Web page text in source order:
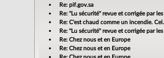
Re: pif.gov.sa
Re: "Lu sécurité" revue et corrigée par les banques
Re: C'est chaud comme un incendie. Cela m'enrage!
Re: "Lu sécurité" revue et corrigée par les banques
Re: Chez nous et en Europe
Re: Chez nous et en Europe